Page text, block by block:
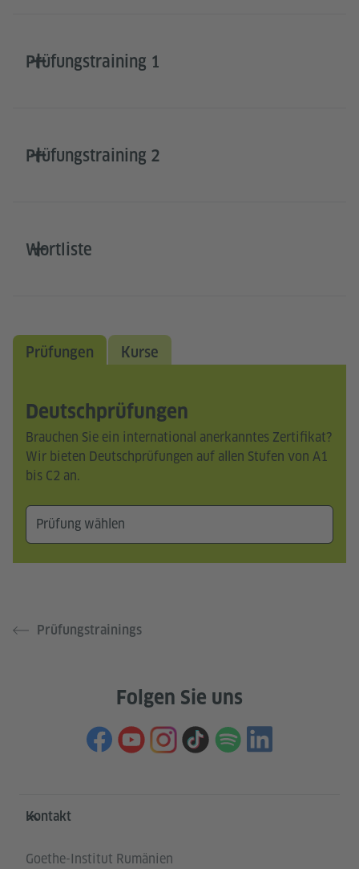
Prüfungstraining 1
Prüfungstraining 2
Wortliste
Prüfungen Kurse
Deutschprüfungen
Brauchen Sie ein international anerkanntes Zertifikat?
Wir bieten Deutschprüfungen auf allen Stufen von A1
bis C2 an.
Prüfungstrainings
Folgen Sie uns
Service- und Informationsbereich
Kontakt
Goethe-Institut Rumänien